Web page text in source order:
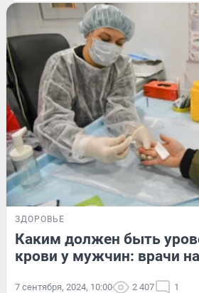
ЗДОРОВЬЕ
Каким должен быть
крови у мужчин: врачи
7 сентября, 2024, 10:00 2 407 1